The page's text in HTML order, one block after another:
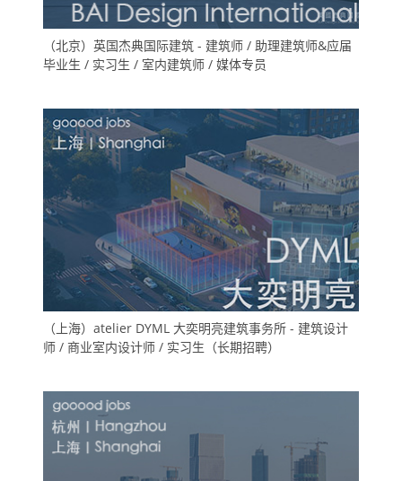
（北京）英国杰典国际建筑 - 建筑师 / 助理建筑师&应届
毕业生 / 实习生 / 室内建筑师 / 媒体专员
（上海）atelier DYML 大奕明亮建筑事务所 - 建筑设计
师 / 商业室内设计师 / 实习生（长期招聘）